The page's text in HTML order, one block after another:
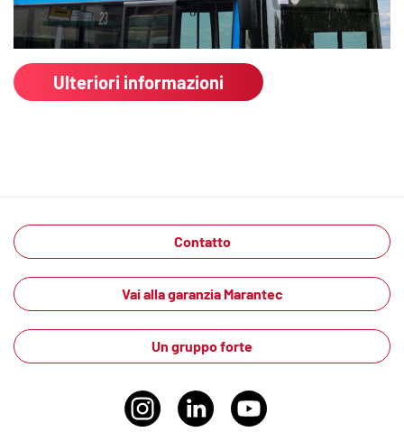
Ulteriori informazioni
Contatto
Vai alla garanzia Marantec
Un gruppo forte